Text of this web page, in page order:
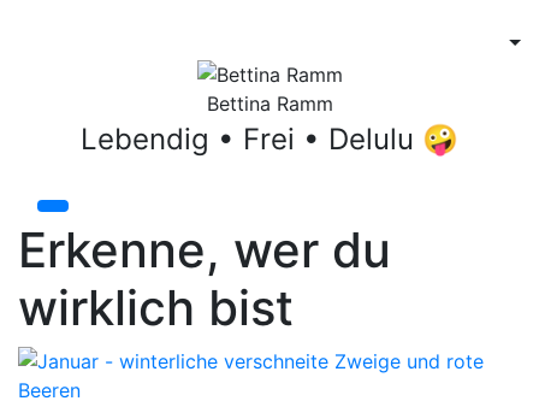
Bettina Ramm
Lebendig • Frei • Delulu 🤪
Erkenne, wer du
wirklich bist